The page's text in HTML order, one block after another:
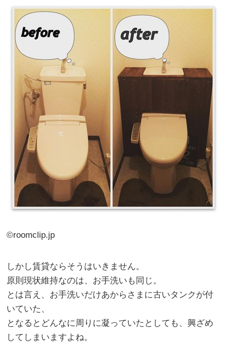
©roomclip.jp
しかし賃貸ならそうはいきません。
原則現状維持なのは、お手洗いも同じ。
とは言え、お手洗いだけあからさまに古いタンクが付
いていた、
となるとどんなに周りに凝っていたとしても、興ざめ
してしまいますよね。